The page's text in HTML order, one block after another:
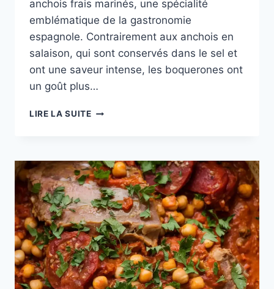
anchois frais marinés, une spécialité
emblématique de la gastronomie
espagnole. Contrairement aux anchois en
salaison, qui sont conservés dans le sel et
ont une saveur intense, les boquerones ont
un goût plus…
LIRE LA SUITEBOQUERONES
ORIGINE
ET
SPÉCIFICITÉS